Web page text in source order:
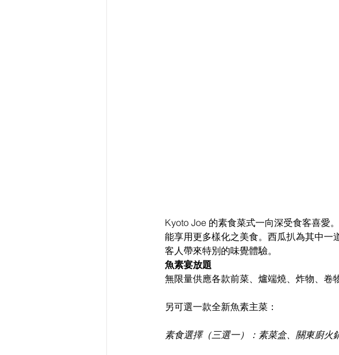
Kyoto Joe 的素食菜式一向深受食客喜愛
能享用更多樣化之美食。西瓜扒為其中一
客人帶來特別的味覺體驗。
魚素宴放題
無限量供應各款前菜、爐端燒、炸物、卷
另可選一款全新魚素主菜：
素食選擇（三選一）：素菜盒、關東廚火